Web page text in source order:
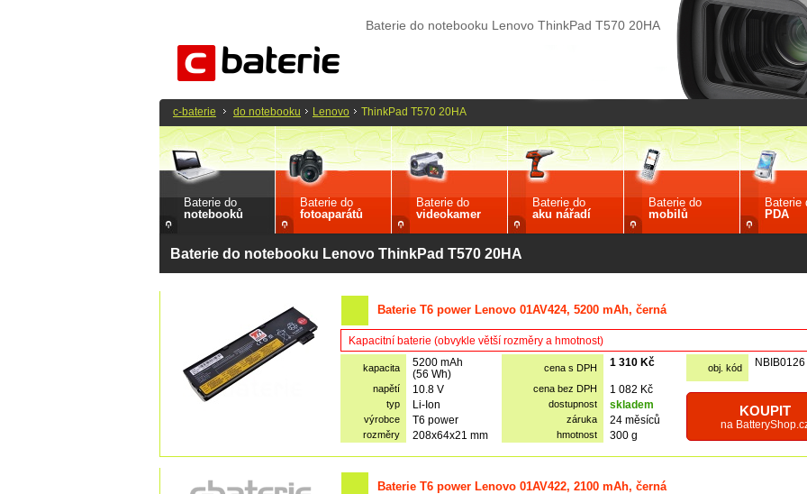
Baterie do notebooku Lenovo ThinkPad T570 20HA
Baterie do
notebooků
Baterie do
fotoaparátů
Baterie do
videokamer
Baterie do
aku nářadí
Baterie do
mobilů
Baterie
PDA
Baterie do notebooku Lenovo ThinkPad T570 20HA
Baterie T6 power Lenovo 01AV424, 5200 mAh, černá
Kapacitní baterie (obvykle větší rozměry a hmotnost)
kapacita
5200 mAh
(56 Wh)
cena s DPH 1 310 Kč obj. kód NBIB0126
napětí 10.8 V cena bez DPH 1 082 Kč
KOUPIT
na
typ Li-Ion dostupnost skladem
výrobce T6 power záruka 24 měsíců
rozměry 208x64x21 mm hmotnost 300 g
Baterie T6 power Lenovo 01AV422, 2100 mAh, černá
c-baterie do notebooku Lenovo ThinkPad T570 20HA